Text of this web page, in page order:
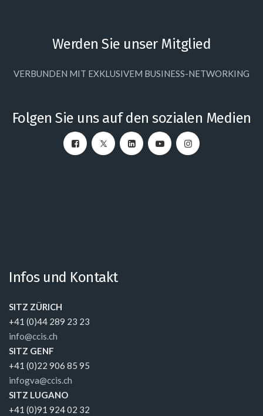
Werden Sie unser Mitglied
VERBUNDEN MIT EXKLUSIVEM BUSINESS-NETWORKING
Folgen Sie uns auf den sozialen Medien
Infos und Kontakt
SITZ ZÜRICH
+41 (0)44 289 23 23
info@ccis.ch
SITZ GENF
+41 (0)22 906 85 95
infogva@ccis.ch
SITZ LUGANO
+41 (0)91 924 02 32